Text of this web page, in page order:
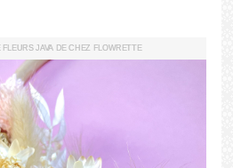
FLEURS JAVA DE CHEZ FLOWRETTE